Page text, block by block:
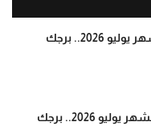
توقعات برج الجدي لشهر يوليو 2026.. برجك
توقعات برج القوس لشهر يوليو 2026.. برجك